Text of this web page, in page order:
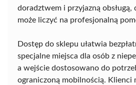
doradztwem i przyjazną obsługą,
może liczyć na profesjonalną
Dostęp do sklepu ułatwia
specjalne miejsca dla osób z
a wejście dostosowano do
ograniczoną mobilnością. Klienci